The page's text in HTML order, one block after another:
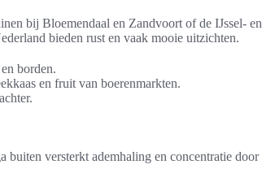
bij Bloemendaal en Zandvoort of de IJssel- en
bieden rust en vaak mooie uitzichten.
borden.
en fruit van boerenmarkten.
versterkt ademhaling en concentratie door